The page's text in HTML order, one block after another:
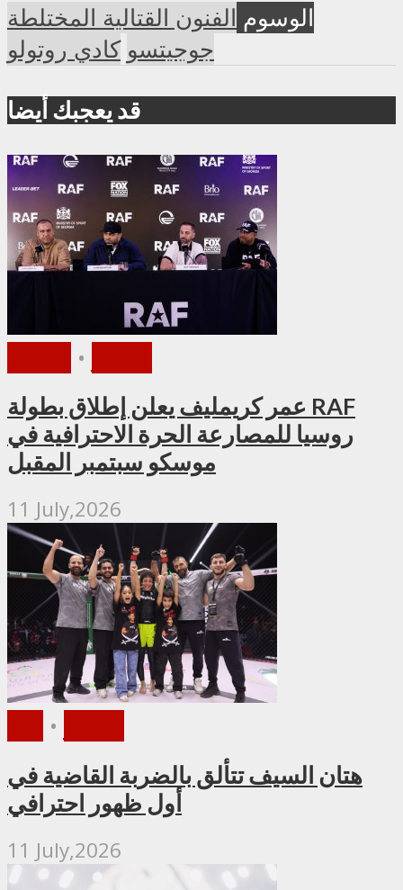
الوسوم الفنون القتالية المختلطة
جوجيتسو كادي روتولو
قد يعجبك أيضا
•
عمر كريمليف يعلن إطلاق بطولة RAF
روسيا للمصارعة الحرة الاحترافية في
موسكو سبتمبر المقبل
11 July,2026
•
هتان السيف تتألق بالضربة القاضية في
أول ظهور احترافي
11 July,2026